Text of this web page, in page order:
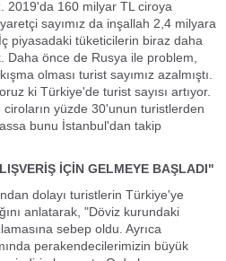
2019'da 160 milyar TL ciroya
sayımız da inşallah 2,4 milyara
piyasadaki tüketicilerin biraz daha
önce de Rusya ile problem,
olması turist sayımız azalmıştı.
ki Türkiye'de turist sayısı artıyor.
yüzde 30'unun turistlerden
bunu İstanbul'dan takip
İÇİN GELMEYE BAŞLADI"
dolayı turistlerin Türkiye'ye
anlatarak, "Döviz kurundaki
sebep oldu. Ayrıca
perakendecilerimizin büyük